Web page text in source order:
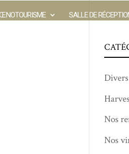
SALLE DE
Divers
Nos
Nos